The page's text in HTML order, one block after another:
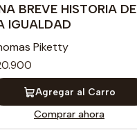
BREVE HISTORIA DE
IGUALDAD
Piketty
Agregar al Carro
Comprar ahora